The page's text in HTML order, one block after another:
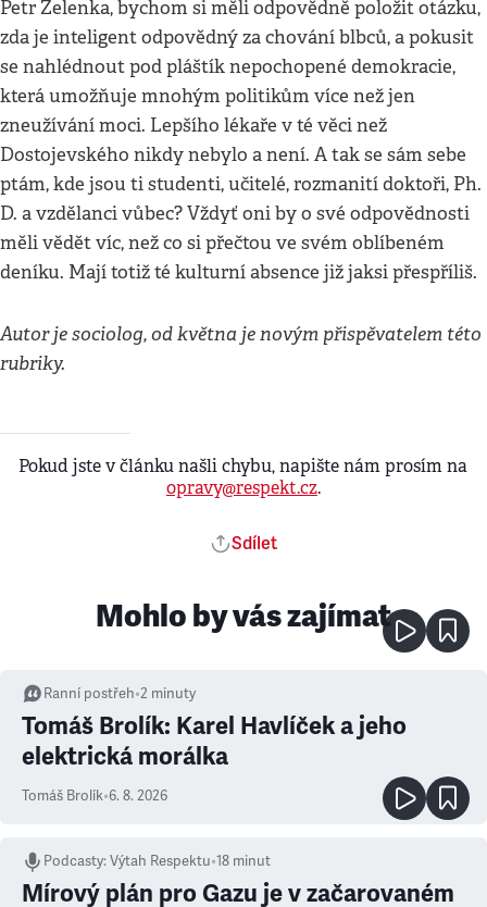
Petr Zelenka, bychom si měli odpovědně položit otázku,
zda je inteligent odpovědný za chování blbců, a pokusit
se nahlédnout pod pláštík nepochopené demokracie,
která umožňuje mnohým politikům více než jen
zneužívání moci. Lepšího lékaře v té věci než
Dostojevského nikdy nebylo a není. A tak se sám sebe
ptám, kde jsou ti studenti, učitelé, rozmanití doktoři, Ph.
D. a vzdělanci vůbec? Vždyť oni by o své odpovědnosti
měli vědět víc, než co si přečtou ve svém oblíbeném
deníku. Mají totiž té kulturní absence již jaksi přespříliš.
Autor je sociolog, od května je novým přispěvatelem této
rubriky.
Pokud jste v článku našli chybu, napište nám prosím na
opravy@respekt.cz.
Sdílet
Mohlo by vás zajímat
Ranní postřeh•2 minuty
Tomáš Brolík: Karel Havlíček a jeho
elektrická morálka
Tomáš Brolík•6. 8. 2026
Podcasty:Výtah Respektu•18 minut
Mírový plán pro Gazu je v začarovaném